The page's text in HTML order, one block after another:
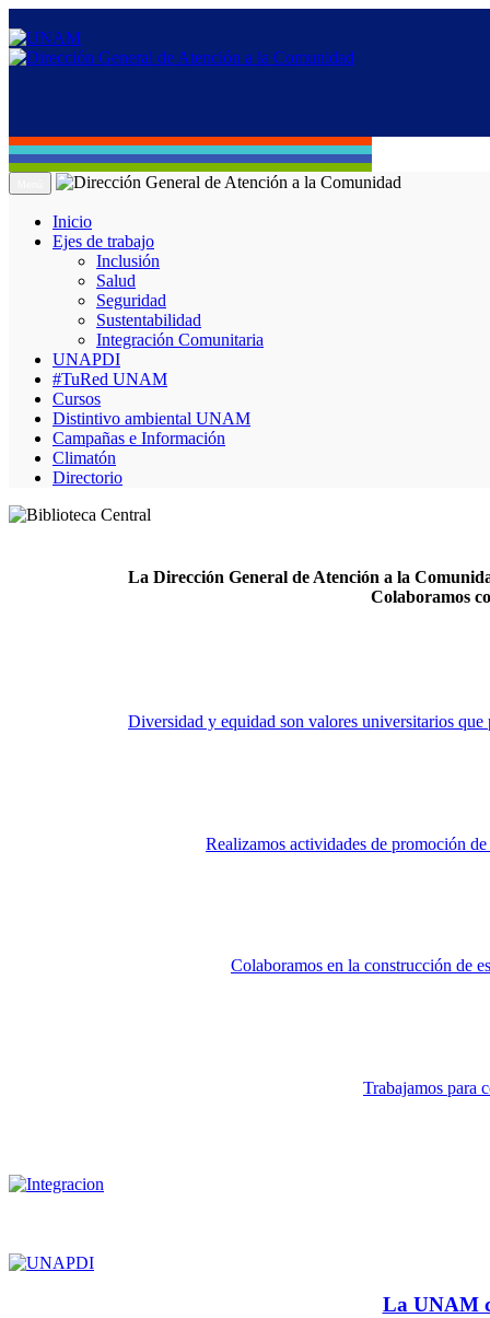
Inicio
Ejes de trabajo
Inclusión
Salud
Seguridad
Sustentabilidad
Integración Comunitaria
UNAPDI
#TuRed UNAM
Cursos
Distintivo ambiental UNAM
Campañas e Información
Climatón
Directorio
La Dirección General de Atención a la
Colaboramos
Diversidad y equidad son valores universitarios que
Realizamos actividades de promoción
Colaboramos en la construcción de
Trabajamos para
La UNAM